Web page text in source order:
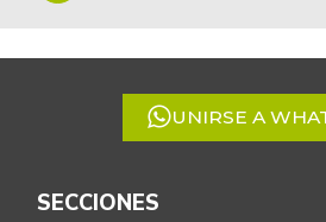
5
UNIRSE A
SECCIONES